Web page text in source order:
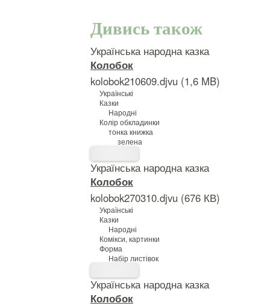
Дивись також
Українська народна казка
Колобок
kolobok210609.djvu (1,6 MB)
Українські
Казки
Народні
Колір обкладинки
тонка книжка
зелена
Українська народна казка
Колобок
kolobok270310.djvu (676 КВ)
Українські
Казки
Народні
Комікси, картинки
Форма
Набір листівок
Українська народна казка
Колобок